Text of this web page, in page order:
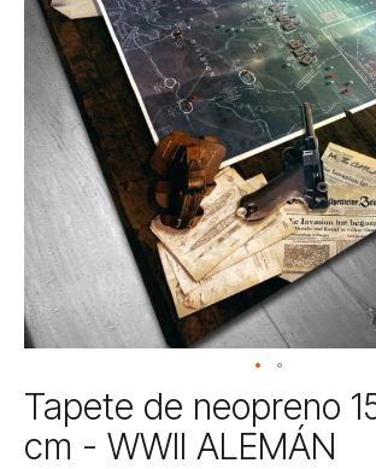
de
imágenes
Saltar
al
comienzo
Tapete de neopreno
cm - WWII ALEMÁN